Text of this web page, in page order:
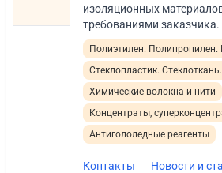
изоляционных
требованиями заказчика.
Полиэтилен. Полипропилен.
Стеклопластик.
Химические волокна и нити
Концентраты,
Антигололедные реагенты
Контакты Новости и